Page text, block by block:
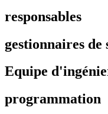
responsables
gestionnaires de
Equipe
programmation